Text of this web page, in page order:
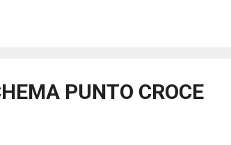
PUNTO CROCE